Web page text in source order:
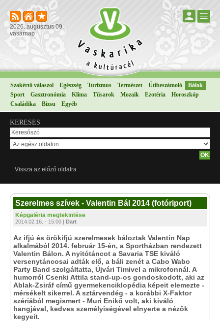
2026. augusztus 09.
vasárnap
Szakértő válaszol Egészség Turizmus Természet Útibeszámoló
Bálok
Sport
Gasztronómia Klíma Tűsarok Mozaik Ezotéria
Horoszkóp
Családika
Bizsu Egyéb
KERESÉS
Vissza az előző oldalra
Szerelmes szívek - Valentin Bál 2014 (fotóriport)
Képgaléria megtekintése
2014.02.16. - 15:00 | Dart
Az ifjú és örökifjú szerelmesek báloztak Valentin Nap
alkalmából 2014. február 15-én, a Sportházban rendezett
Valentin Bálon. A nyitótáncot a Savaria TSE kiváló
versenytáncosai adták elő, a báli zenét a Cabo Wabo
Party Band szolgáltatta, Újvári Timivel a mikrofonnál. A
humorról Csenki Attila stand-up-os gondoskodott, aki az
Ablak-Zsiráf című gyermekenciklopédia képeit elemezte -
mérsékelt sikerrel. A sztárvendég - a korábbi X-Faktor
szériából megismert - Muri Enikő volt, aki kiváló
hangjával, kedves személyiségével elnyerte a nézők
kegyeit.